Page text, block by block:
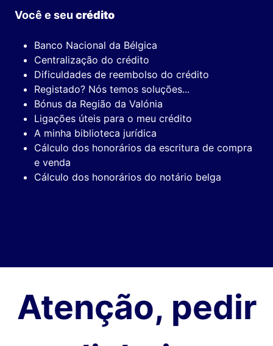
Você e seu crédito
Banco Nacional da Bélgica
Centralização do crédito
Dificuldades de reembolso do crédito
Registado? Nós temos soluções...
Bónus da Região da Valónia
Ligações úteis para o meu crédito
A minha biblioteca jurídica
Cálculo dos honorários da escritura de compra
e venda
Cálculo dos honorários do notário belga
Atenção, pedir